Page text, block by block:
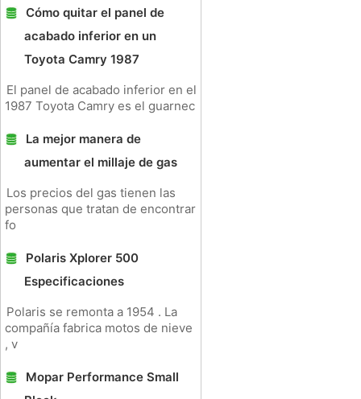
Cómo quitar el panel de
acabado inferior en un
Toyota Camry 1987
El panel de acabado inferior en el
1987 Toyota Camry es el guarnec
La mejor manera de
aumentar el millaje de gas
Los precios del gas tienen las
personas que tratan de encontrar
fo
Polaris Xplorer 500
Especificaciones
Polaris se remonta a 1954 . La
compañía fabrica motos de nieve
, v
Mopar Performance Small